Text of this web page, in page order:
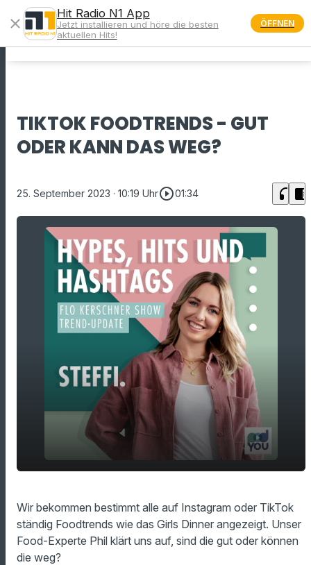
menu
TIKTOK FOODTRENDS - GUT
ODER KANN DAS WEG?
25. September 2023 · 10:19 Uhrplay_circle_outline01:34 headphones chrome_reader_mode
play_arrow weg?
00:00 01:34
Wir bekommen bestimmt alle auf Instagram oder TikTok
ständig Foodtrends wie das Girls Dinner angezeigt. Unser
Food-Experte Phil klärt uns auf, sind die gut oder können
die weg?
close
Hit Radio N1 App
Jetzt installieren und höre die besten
aktuellen Hits!
ÖFFNEN